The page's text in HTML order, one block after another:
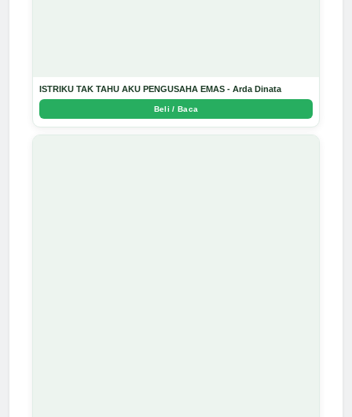
ISTRIKU TAK TAHU AKU PENGUSAHA EMAS - Arda Dinata
Beli / Baca